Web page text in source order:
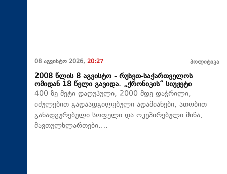
08 აგვისტო 2026, 20:27 პოლიტიკა
2008 წლის 8 აგვისტო - რუსეთ-საქართველოს
ომიდან 18 წელი გავიდა. „ქრონიკის“ სიუჟეტი
400-ზე მეტი დაღუპული, 2000-მდე დაჭრილი,
იძულებით გადაადგილებული ადამიანები, ათობით
განადგურებული სოფელი და ოკუპირებული მიწა,
მავთულხლართები….